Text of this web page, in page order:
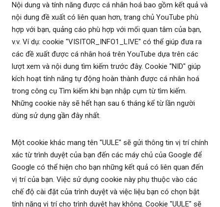
Nội dung và tính năng được cá nhân hoá bao gồm kết quả và
nội dung đề xuất có liên quan hơn, trang chủ YouTube phù
hợp với bạn, quảng cáo phù hợp với mối quan tâm của bạn,
v.v. Ví dụ: cookie "VISITOR_INFO1_LIVE" có thể giúp đưa ra
các đề xuất được cá nhân hoá trên YouTube dựa trên các
lượt xem và nội dung tìm kiếm trước đây. Cookie "NID" giúp
kích hoạt tính năng tự động hoàn thành được cá nhân hoá
trong công cụ Tìm kiếm khi bạn nhập cụm từ tìm kiếm.
Những cookie này sẽ hết hạn sau 6 tháng kể từ lần người
dùng sử dụng gần đây nhất.
Một cookie khác mang tên "UULE" sẽ gửi thông tin vị trí chính
xác từ trình duyệt của bạn đến các máy chủ của Google để
Google có thể hiện cho bạn những kết quả có liên quan đến
vị trí của bạn. Việc sử dụng cookie này phụ thuộc vào các
chế độ cài đặt của trình duyệt và việc liệu bạn có chọn bật
tính năng vị trí cho trình duyệt hay không. Cookie "UULE" sẽ